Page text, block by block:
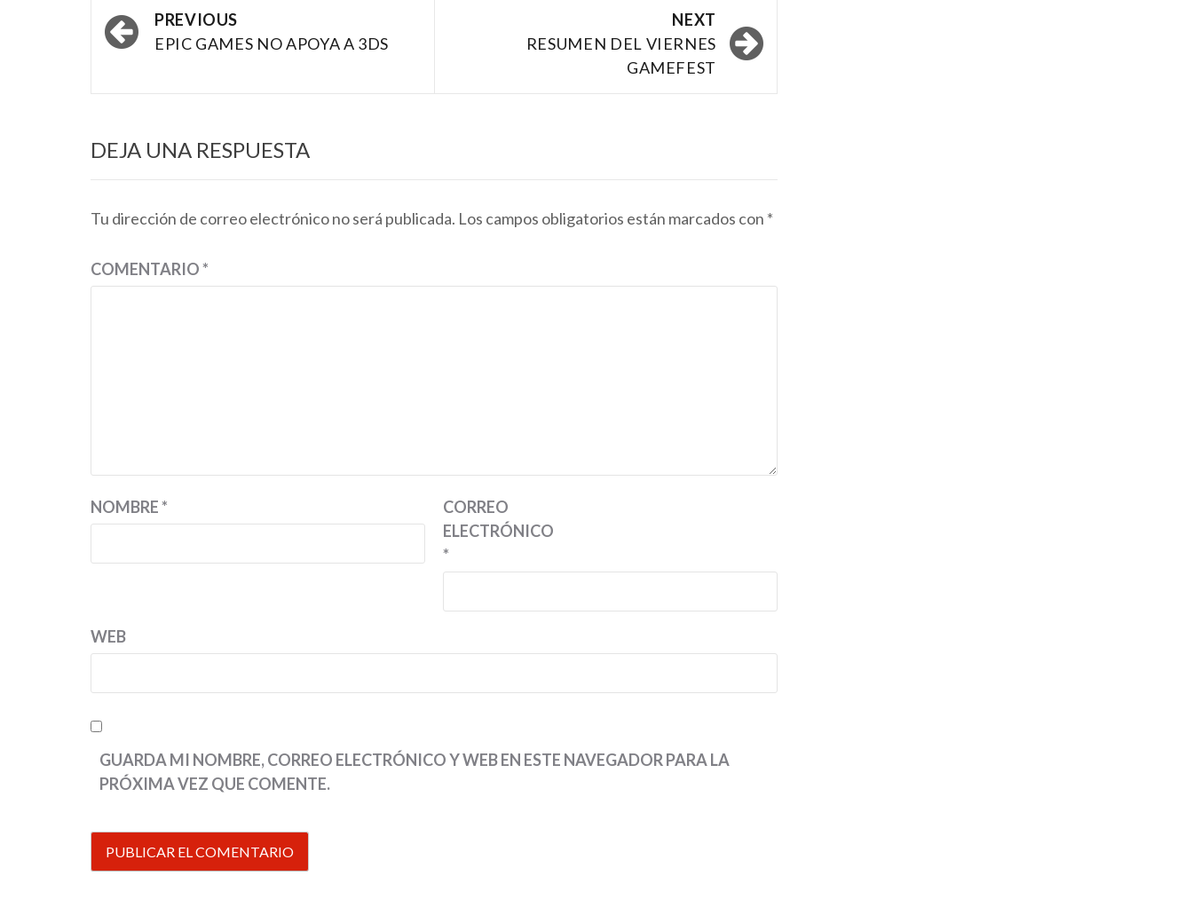
Post
navigation
PREVIOUS
EPIC GAMES NO APOYA A 3DS
NEXT
RESUMEN DEL VIERNES
GAMEFEST
DEJA UNA RESPUESTA
Tu dirección de correo electrónico no será publicada. Los campos obligatorios están marcados con *
COMENTARIO*
NOMBRE*
CORREO
ELECTRÓNICO
*
WEB
GUARDA MI NOMBRE, CORREO ELECTRÓNICO Y WEB EN ESTE NAVEGADOR PARA LA
PRÓXIMA VEZ QUE COMENTE.